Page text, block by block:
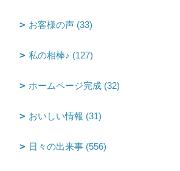
お客様の声 (33)
私の相棒♪ (127)
ホームページ完成 (32)
おいしい情報 (31)
日々の出来事 (556)